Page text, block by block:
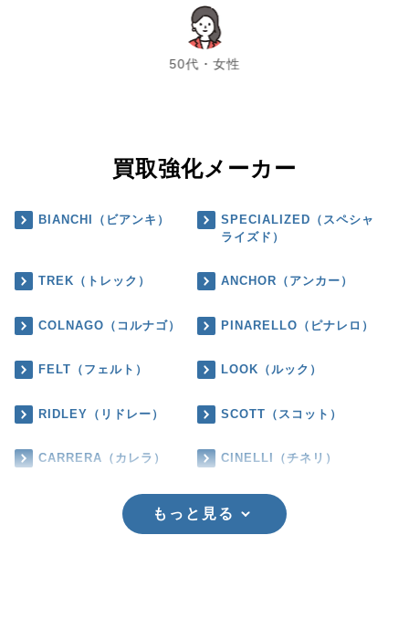
50代・女性
chevron_left chevron_right
買取強化メーカー
BIANCHI（ビアンキ）
SPECIALIZED（スペシャ
ライズド）
TREK（トレック） ANCHOR（アンカー）
COLNAGO（コルナゴ） PINARELLO（ピナレロ）
FELT（フェルト） LOOK（ルック）
RIDLEY（リドレー） SCOTT（スコット）
CARRERA（カレラ） CINELLI（チネリ）
もっと見る